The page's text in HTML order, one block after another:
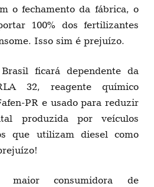
o fechamento da fábrica, o
100% dos fertilizantes
Isso sim é prejuízo.
ficará dependente da
32, reagente químico
PR e usado para reduzir
produzida por veículos
que utilizam diesel como
maior consumidora de